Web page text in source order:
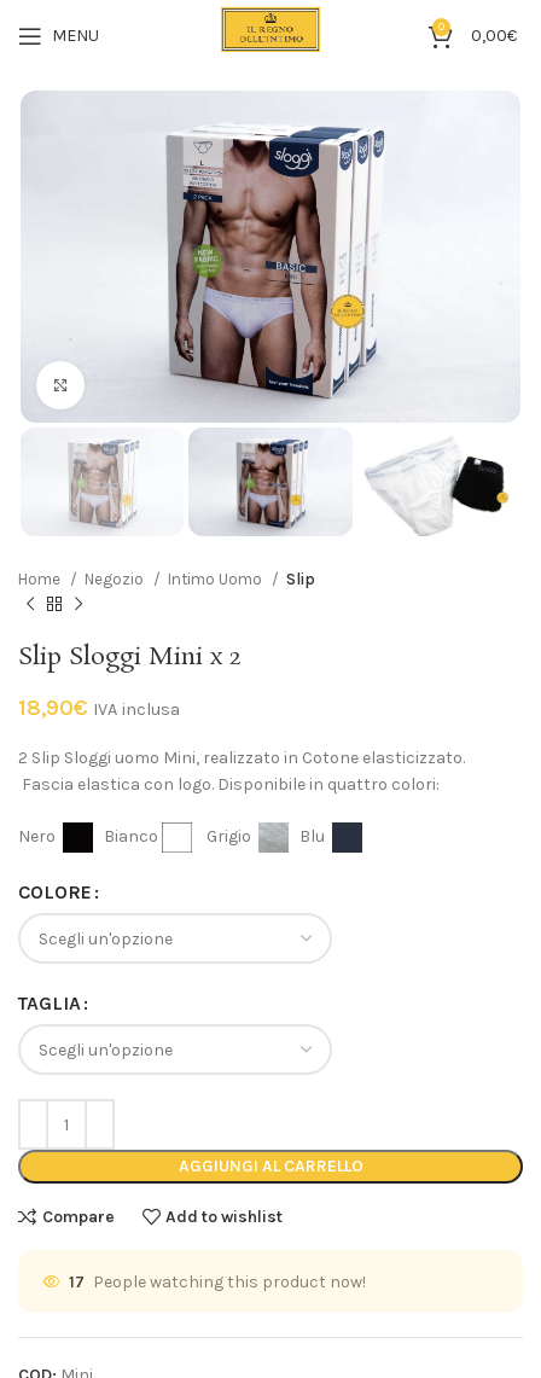
MENU 0 0,00€
Click to enlarge
Home Negozio Intimo Uomo Slip
Slip Sloggi Mini x 2
18,90€ IVA inclusa
2 Slip Sloggi uomo Mini, realizzato in Cotone elasticizzato.
Fascia elastica con logo. Disponibile in quattro colori:
Nero Bianco Grigio Blu
COLORE
TAGLIA
AGGIUNGI AL CARRELLO
Compare Add to wishlist
17 People watching this product now!